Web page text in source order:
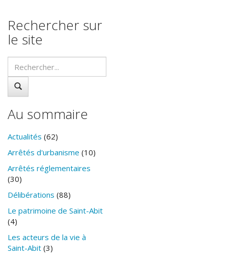
Rechercher sur
le site
Au sommaire
Actualités (62)
Arrêtés d'urbanisme (10)
Arrêtés réglementaires
(30)
Délibérations (88)
Le patrimoine de Saint-Abit
(4)
Les acteurs de la vie à
Saint-Abit (3)